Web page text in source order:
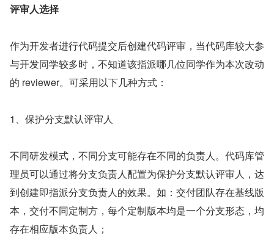
评审人选择
作为开发者进行代码提交后创建代码评审，当代码库较大参
与开发同学较多时，不知道该指派哪几位同学作为本次改动
的 reviewer。可采用以下几种方式：
1、保护分支默认评审人
不同研发模式，不同分支可能存在不同的负责人。代码库管
理员可以通过将分支负责人配置为保护分支默认评审人，达
到创建即指派分支负责人的效果。如：交付团队存在基线版
本，交付不同定制方，每个定制版本均是一个分支形态，均
存在相应版本负责人；